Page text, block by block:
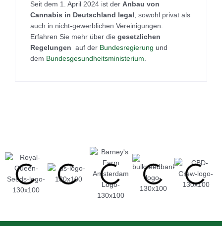
Seit dem 1. April 2024 ist der Anbau von
Cannabis in Deutschland legal , sowohl privat als
auch in nicht-gewerblichen Vereinigungen.
Erfahren Sie mehr über die gesetzlichen
Regelungen auf der Bundesregierung und
dem Bundesgesundheitsministerium.